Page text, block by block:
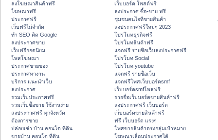
ลงโฆษณาสินค้าฟรี
โฆษณาฟรี
ประกาศฟรี
เว็บฟรีไม่จำกัด
ทำ SEO ติด Google
ลงประกาศขาย
เว็บฟรียอดนิยม
โพสโฆษณา
ประกาศขายของ
ประกาศหางาน
บริการ แนะนำเว็บ
ลงประกาศ
รวมเว็บประกาศฟรี
รวมเว็บซื้อขาย ใช้งานง่าย
ลงประกาศฟรี ทุกจังหวัด
ต้องการขาย
ปล่อยเช่า บ้าน คอนโด ที่ดิน
ขายบ้าน คอนโด ที่ดิน
เว็บบอร์ด โพสต์ฟรี
ลงประกาศ ซื้อ-ขาย ฟรี
ชุมชนคนไอทีขายสินค้า
ลงประกาศฟรีใหม่ๆ 2023
โปรโมทธุรกิจฟรี
โปรโมทสินค้าฟรี
แจกฟรี รายชื่อเว็บลงประกาศฟรี
โปรโมท Social
โปรโมท youtube
แจกฟรี รายชื่อเว็บ
แจกฟรีโพสเว็บบอร์ดsmf
เว็บบอร์ดsmfโพสฟรี
รายชื่อเว็บบอร์ดขายสินค้าฟรี
ลงประกาศฟรี เว็บบอร์ด
เว็บบอร์ดขายสินค้าฟรี
ฟรี เว็บบอร์ด แรงๆ
โพสขายสินค้าตรงกลุ่มเป้าหมาย
โฆษณาเลื่อนประกาศได้